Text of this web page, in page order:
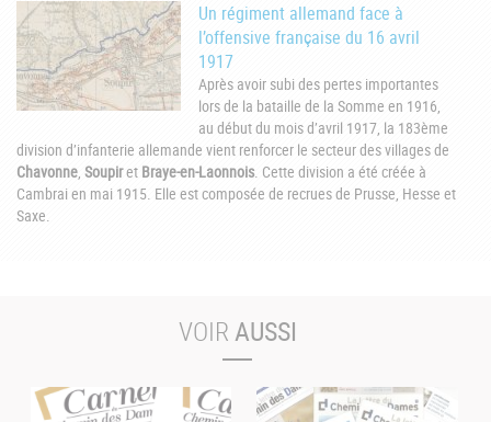
Un régiment allemand face à
l’offensive française du 16 avril
1917
Après avoir subi des pertes importantes
lors de la bataille de la Somme en 1916,
au début du mois d’avril 1917, la 183ème
division d’infanterie allemande vient renforcer le secteur des villages de
Chavonne, Soupiret Braye-en-Laonnois. Cette division a été créée à
Cambrai en mai 1915. Elle est composée de recrues de Prusse, Hesse et
Saxe.
VOIRAUSSI